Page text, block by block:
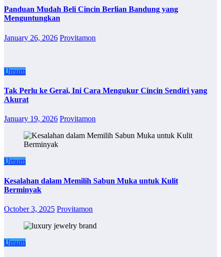
Panduan Mudah Beli Cincin Berlian Bandung yang
Menguntungkan
January 26, 2026 Provitamon
Umum
Tak Perlu ke Gerai, Ini Cara Mengukur Cincin Sendiri yang
Akurat
January 19, 2026 Provitamon
Umum
Kesalahan dalam Memilih Sabun Muka untuk Kulit
Berminyak
October 3, 2025 Provitamon
Umum